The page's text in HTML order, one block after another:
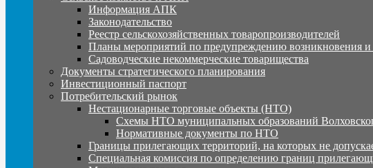
Информация АПК
Законодательство
Реестр сельскохозяйственных товаропроизводителей
Планы мероприятий по предупреждению возникновения
Садоводческие некоммерческие товарищества
Документы стратегического планирования
Инвестиционный паспорт
Потребительский рынок
Нестационарные торговые объекты (НТО)
Схемы НТО муниципальных образований
Нормативные документы по НТО
Границы прилегающих территорий, на которых не
Специальная комиссия по определению границ